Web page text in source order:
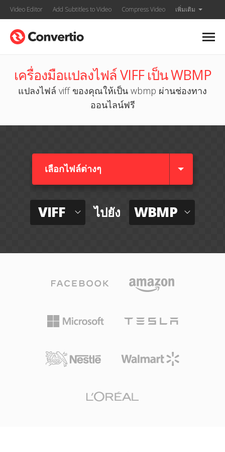
Video Editor Add Subtitles to Video Compress Video เพิ่มเติม
เครื่องมือแปลงไฟล์ VIFF เป็น WBMP
แปลงไฟล์ viff ของคุณให้เป็น wbmp ผ่านช่องทาง
ออนไลน์ฟรี
เลือกไฟล์ต่างๆ​
VIFF ไปยัง WBMP